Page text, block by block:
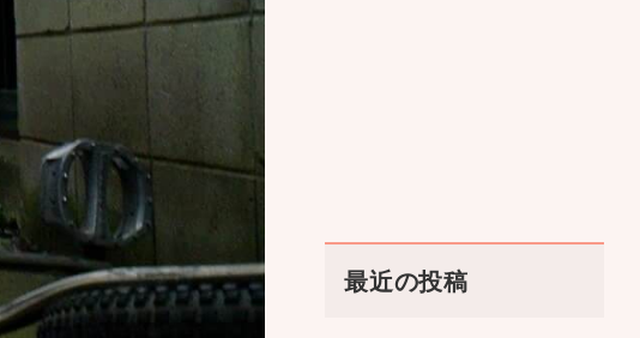
最近の投稿